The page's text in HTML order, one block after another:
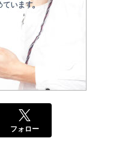
フォロー